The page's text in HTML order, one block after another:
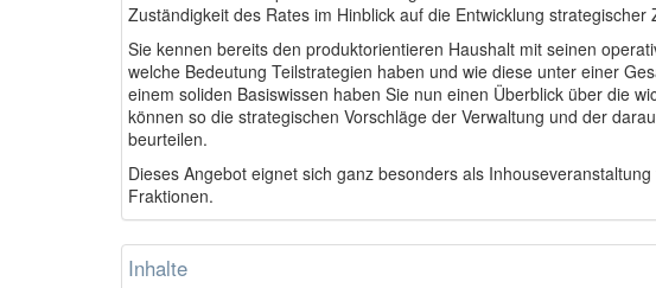
Zuständigkeit des Rates im Hinblick auf die Entwicklung strategischer
Sie kennen bereits den produktorientieren Haushalt mit seinen
welche Bedeutung Teilstrategien haben und wie diese unter einer
einem soliden Basiswissen haben Sie nun einen Überblick über die
können so die strategischen Vorschläge der Verwaltung und der
beurteilen.
Dieses Angebot eignet sich ganz besonders als
Fraktionen.
Inhalte